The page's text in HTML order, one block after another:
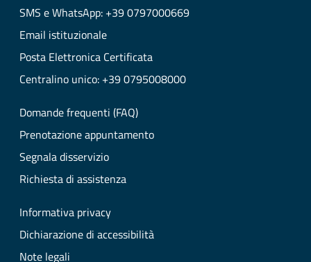
SMS e WhatsApp: +39 0797000669
Email istituzionale
Posta Elettronica Certificata
Centralino unico: +39 0795008000
Domande frequenti (FAQ)
Prenotazione appuntamento
Segnala disservizio
Richiesta di assistenza
Informativa privacy
Dichiarazione di accessibilità
Note legali